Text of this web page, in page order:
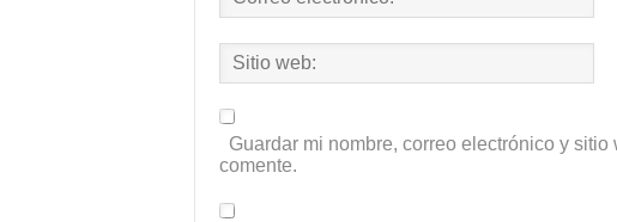
Guardar mi nombre, correo electrónico y
comente.